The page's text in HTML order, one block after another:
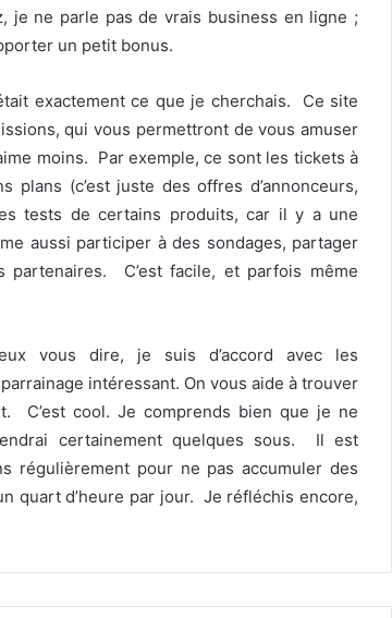
je ne parle pas de vrais business en ligne ;
un petit bonus.
exactement ce que je cherchais. Ce site
qui vous permettront de vous amuser
moins. Par exemple, ce sont les tickets à
plans (c’est juste des offres d’annonceurs,
tests de certains produits, car il y a une
aussi participer à des sondages, partager
C’est facile, et parfois même
vous dire, je suis d’accord avec les
intéressant. On vous aide à trouver
C’est cool. Je comprends bien que je ne
certainement quelques sous. Il est
régulièrement pour ne pas accumuler des
quart d’heure par jour. Je réfléchis encore,